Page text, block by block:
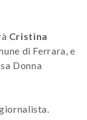
Cristina
di Ferrara, e
Donna